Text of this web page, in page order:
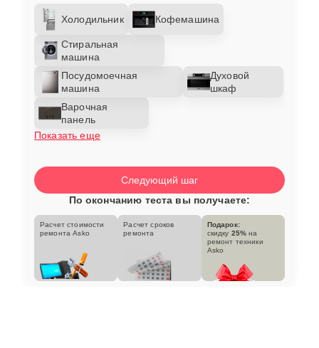
Холодильник Кофемашина
Стиральная
машина
Посудомоечная
машина
Духовой
шкаф
Варочная
панель
Показать еще
Следующий шаг
По окончанию теста вы получаете:
Расчет стоимости
ремонта Asko
Расчет сроков
ремонта
Подарок:
скидку 25% на
ремонт техники
Asko